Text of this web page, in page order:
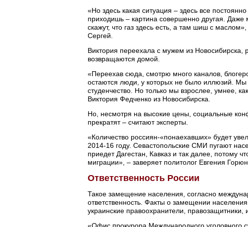
«Но здесь какая ситуация – здесь все
приходишь – картина совершенно другая. Даже
скажут, что газ здесь есть, а там шиш с
Сергей.
Виктория переехала с мужем из Новосибирска,
возвращаются домой.
«Переехав сюда, смотрю много каналов,
остаются люди, у которых не было иллюзий.
студенчество. Но только мы взрослее, умнее,
Виктория Федченко из Новосибирска.
Но, несмотря на высокие цены, социальные
прекратят – считают эксперты.
«Количество россиян-«понаехавших» будет
2014-16 году. Севастопольские СМИ пугают
приедет Дагестан, Кавказ и так далее, потому
миграции», – заверяет политолог Евгения
Ответственность России
Такое замещение населения, согласно
ответственность. Факты о замещении
украинские правоохранители, правозащитники,
«Офис прокурора Международного уголовного